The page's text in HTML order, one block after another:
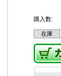
購入数:
在庫